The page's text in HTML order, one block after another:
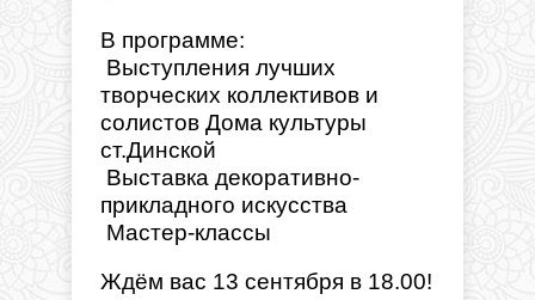
В программе:
Выступления лучших
творческих коллективов и
солистов Дома культуры
ст.Динской
Выставка декоративно-
прикладного искусства
Мастер-классы
Ждём вас 13 сентября в 18.00!